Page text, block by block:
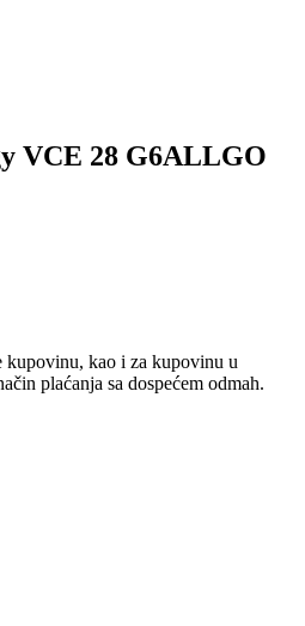
VCE 28 G6ALLGO
kupovinu, kao i za kupovinu u
plaćanja sa dospećem odmah.